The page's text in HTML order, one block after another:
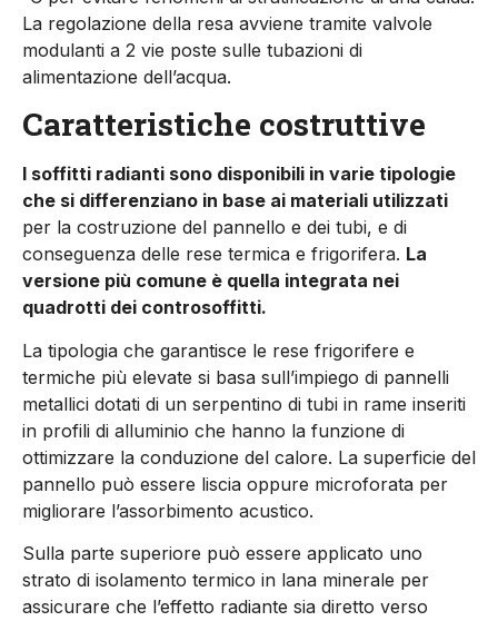
La regolazione della resa avviene tramite valvole
modulanti a 2 vie poste sulle tuba­zioni di
alimentazione dell’acqua.
Caratteristiche costruttive
I soffitti radianti sono disponibili in varie tipologie
che si differen­ziano in base ai materiali utilizzati
per la costruzione del pannello e dei tubi, e di
conseguenza delle rese termica e frigorifera. La
versione più comune è quella integrata nei
quadrotti dei con­trosoffitti.
La tipologia che garantisce le rese frigorifere e
termiche più elevate si basa sull’impiego di pannelli
metallici dotati di un ser­pentino di tubi in rame inseriti
in profili di alluminio che hanno la funzione di
ottimizzare la conduzione del calore. La superficie del
pannello può essere liscia oppure microforata per
migliorare l’assorbimento acustico.
Sulla parte superiore può essere applicato uno
strato di isolamen­to termico in lana minerale per
assicurare che l’effetto radiante sia diretto verso